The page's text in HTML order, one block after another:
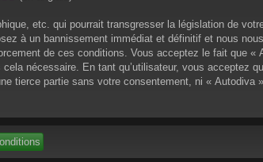
etc. qui pourrait transgresser la législation de
à un bannissement immédiat et définitif et nous
de ces conditions. Vous acceptez le fait que «
nécessaire. En tant qu’utilisateur, vous acceptez
tierce partie sans votre consentement, ni « Autodiva